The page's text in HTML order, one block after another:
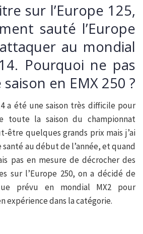
sur l’Europe 125,
sauté l’Europe
au mondial
Pourquoi ne pas
en EMX 250 ?
a été une saison très difficile pour
toute la saison du championnat
être quelques grands prix mais j’ai
au début de l’année, et quand
pas en mesure de décrocher des
sur l’Europe 250, on a décidé de
prévu en mondial MX2 pour
expérience dans la catégorie.